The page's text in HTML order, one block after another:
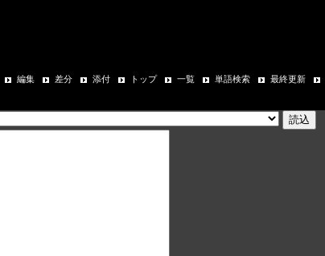
編集 差分 添付 トップ 一覧 単語検索 最終更新